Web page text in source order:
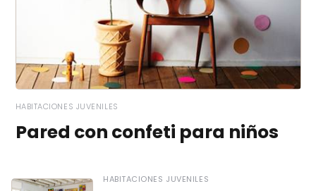
HABITACIONES JUVENILES
Pared con confeti para niños
HABITACIONES JUVENILES